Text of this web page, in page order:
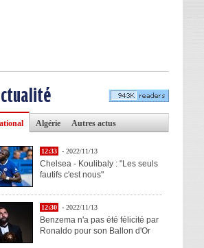
Algérie Autres actus
12:33 - 2022/11/13
Chelsea - Koulibaly : "Les seuls
fautifs c'est nous"
12:30 - 2022/11/13
Benzema n'a pas été félicité par
Ronaldo pour son Ballon d'Or